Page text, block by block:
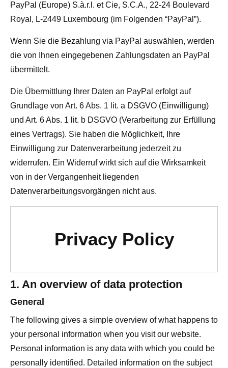
PayPal (Europe) S.à.r.l. et Cie, S.C.A., 22-24 Boulevard
Royal, L-2449 Luxembourg (im Folgenden “PayPal”).
Wenn Sie die Bezahlung via PayPal auswählen, werden
die von Ihnen eingegebenen Zahlungsdaten an PayPal
übermittelt.
Die Übermittlung Ihrer Daten an PayPal erfolgt auf
Grundlage von Art. 6 Abs. 1 lit. a DSGVO (Einwilligung)
und Art. 6 Abs. 1 lit. b DSGVO (Verarbeitung zur Erfüllung
eines Vertrags). Sie haben die Möglichkeit, Ihre
Einwilligung zur Datenverarbeitung jederzeit zu
widerrufen. Ein Widerruf wirkt sich auf die Wirksamkeit
von in der Vergangenheit liegenden
Datenverarbeitungsvorgängen nicht aus.
Privacy Policy
1. An overview of data protection
General
The following gives a simple overview of what happens to
your personal information when you visit our website.
Personal information is any data with which you could be
personally identified. Detailed information on the subject